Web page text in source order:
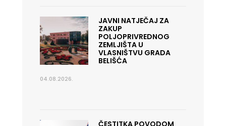
JAVNI NATJEČAJ ZA
ZAKUP
POLJOPRIVREDNOG
ZEMLJIŠTA U
VLASNIŠTVU GRADA
BELIŠĆA
04.08.2026.